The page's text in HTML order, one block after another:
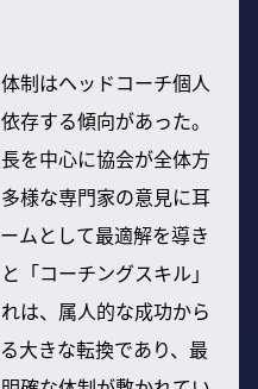
制はヘッドコーチ個人
存する傾向があった。
を中心に協会が全体方
様な専門家の意見に耳
ムとして最適解を導き
「コーチングスキル」
は、属人的な成功から
大きな転換であり、最